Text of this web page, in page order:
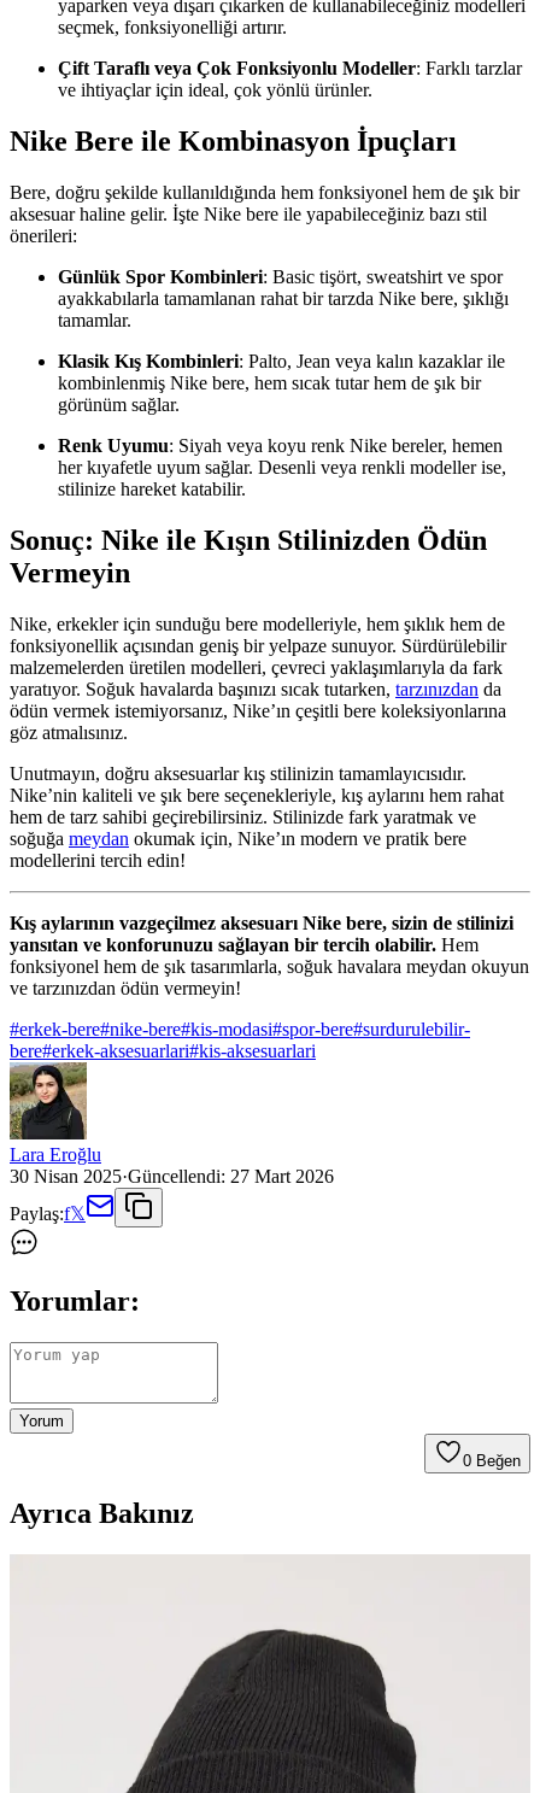
yaparken veya dışarı çıkarken de kullanabileceğiniz modelleri
seçmek, fonksiyonelliği artırır.
Çift Taraflı veya Çok Fonksiyonlu Modeller: Farklı tarzlar
ve ihtiyaçlar için ideal, çok yönlü ürünler.
Nike Bere ile Kombinasyon İpuçları
Bere, doğru şekilde kullanıldığında hem fonksiyonel hem de şık bir
aksesuar haline gelir. İşte Nike bere ile yapabileceğiniz bazı stil
önerileri:
Günlük Spor Kombinleri: Basic tişört, sweatshirt ve spor
ayakkabılarla tamamlanan rahat bir tarzda Nike bere, şıklığı
tamamlar.
Klasik Kış Kombinleri: Palto, Jean veya kalın kazaklar ile
kombinlenmiş Nike bere, hem sıcak tutar hem de şık bir
görünüm sağlar.
Renk Uyumu: Siyah veya koyu renk Nike bereler, hemen
her kıyafetle uyum sağlar. Desenli veya renkli modeller ise,
stilinize hareket katabilir.
Sonuç: Nike ile Kışın Stilinizden Ödün
Vermeyin
Nike, erkekler için sunduğu bere modelleriyle, hem şıklık hem de
fonksiyonellik açısından geniş bir yelpaze sunuyor. Sürdürülebilir
malzemelerden üretilen modelleri, çevreci yaklaşımlarıyla da fark
yaratıyor. Soğuk havalarda başınızı sıcak tutarken, tarzınızdan da
ödün vermek istemiyorsanız, Nike’ın çeşitli bere koleksiyonlarına
göz atmalısınız.
Unutmayın, doğru aksesuarlar kış stilinizin tamamlayıcısıdır.
Nike’nin kaliteli ve şık bere seçenekleriyle, kış aylarını hem rahat
hem de tarz sahibi geçirebilirsiniz. Stilinizde fark yaratmak ve
soğuğa meydan okumak için, Nike’ın modern ve pratik bere
modellerini tercih edin!
Kış aylarının vazgeçilmez aksesuarı Nike bere, sizin de stilinizi
yansıtan ve konforunuzu sağlayan bir tercih olabilir. Hem
fonksiyonel hem de şık tasarımlarla, soğuk havalara meydan okuyun
ve tarzınızdan ödün vermeyin!
#erkek-bere#nike-bere#kis-modasi#spor-bere#surdurulebilir-
bere#erkek-aksesuarlari#kis-aksesuarlari
Lara Eroğlu
30 Nisan 2025·Güncellendi: 27 Mart 2026
Paylaş:f𝕏
Yorumlar:
Yorum
0 Beğen
Ayrıca Bakınız
Umee nefes alabilen bere, hafifliği ve şıklığıyla günlük kullanım için
ideal. Ayarlanabilir yapısı ve yüksek kaliteli pamuk malzemesiyle
rahatlık sağlar, çeşitli renk seçenekleriyle tarzınıza uyum sağlar.
Ritagarcia ve Vemod Bere Karşılaştırması: Kış
Ayları İçin Sıcak ve Şık Seçenekler